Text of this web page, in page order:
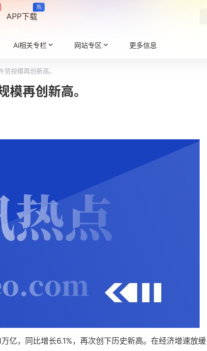
APP下载
热
Ai相关专栏 网站专区 更多信息
规模再创新高。
再创新高。
亿，同比增长6.1%，再次创下历史新高。在经济增速放缓